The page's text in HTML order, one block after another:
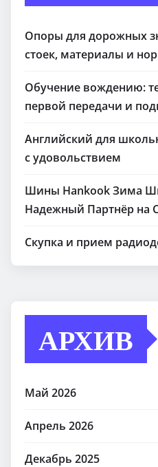
Опоры для дорожных
стоек, материалы и
Обучение вождению:
первой передачи и
Английский для
с удовольствием
Шины Hankook Зима
Надежный Партнёр на
Скупка и прием
АРХИВ
Май 2026
Апрель 2026
Декабрь 2025